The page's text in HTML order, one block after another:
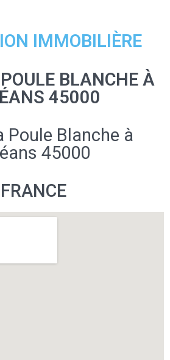
IMMOBILIÈRE
BLANCHE À
45000
Poule Blanche à
45000
FRANCE